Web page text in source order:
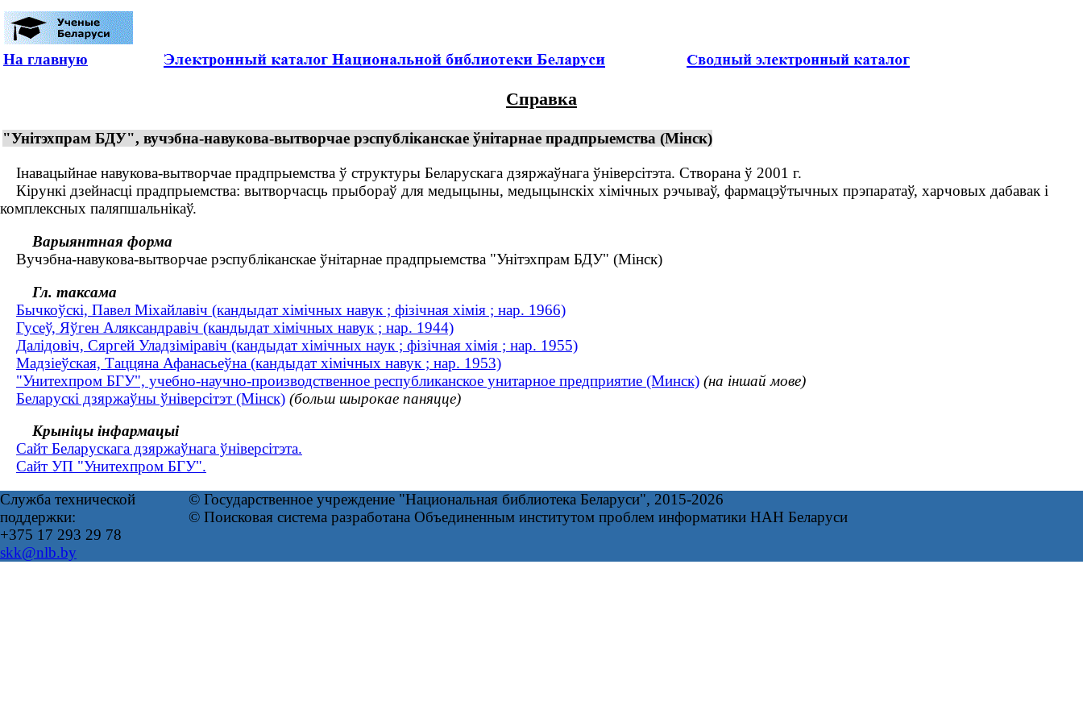
На главную
Справка
"Унітэхпрам БДУ", вучэбна-навукова-вытворчае рэспубліканскае ўнітарнае прадпрыемства (Мінск)
Інавацыйнае навукова-вытворчае прадпрыемства ў структуры Беларускага дзяржаўнага ўніверсітэта. Створана ў 2001 г.
Кірункі дзейнасці прадпрыемства: вытворчасць прыбораў для медыцыны, медыцынскіх хімічных рэчываў, фармацэўтычных прэпаратаў, харчовых дабавак і
комплексных паляпшальнікаў.
Варыянтная форма
Вучэбна-навукова-вытворчае рэспубліканскае ўнітарнае прадпрыемства "Унітэхпрам БДУ" (Мінск)
Гл. таксама
Бычкоўскi, Павел Мiхайлавiч (кандыдат хімічных навук ; фізічная хімія ; нар. 1966)
Гусеў, Яўген Аляксандравіч (кандыдат хімічных навук ; нар. 1944)
Далідовіч, Сяргей Уладзіміравіч (кандыдат хімічных наук ; фізічная хімія ; нар. 1955)
Мадзіеўская, Таццяна Афанасьеўна (кандыдат хімічных навук ; нар. 1953)
"Унитехпром БГУ", учебно-научно-производственное республиканское унитарное предприятие (Минск) (на іншай мове)
Беларускі дзяржаўны ўніверсітэт (Мінск) (больш шырокае паняцце)
Крыніцы інфармацыі
Сайт Беларускага дзяржаўнага ўніверсітэта.
Сайт УП "Унитехпром БГУ".
Служба технической
поддержки:
+375 17 293 29 78
skk@nlb.by
© Государственное учреждение "Национальная библиотека Беларуси", 2015-2026
© Поисковая система разработана Объединенным институтом проблем информатики НАН Беларуси